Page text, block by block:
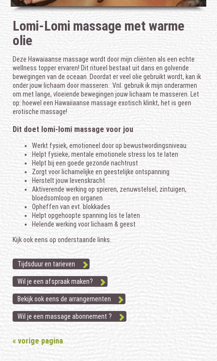
Lomi-Lomi massage met warme
olie
Deze Hawaiaanse massage wordt door mijn cliënten als een echte
wellness topper ervaren! Dit ritueel bestaat uit dans en golvende
bewegingen van de oceaan. Doordat er veel olie gebruikt wordt, kan ik
onder jouw lichaam door masseren. Vnl. gebruik ik mijn onderarmen
om met lange, vloeiende bewegingen jouw lichaam te masseren. Let
op: hoewel een Hawaiiaanse massage exotisch klinkt, het is geen
erotische massage!
Dit doet lomi-lomi massage voor jou
Werkt fysiek, emotioneel door op bewustwordingsniveau
Helpt fysieke, mentale emotionele stress los te laten
Helpt bij een goede gezonde nachtrust
Zorgt voor lichamelijke en geestelijke ontspanning
Herstelt jouw levenskracht
Aktiverende werking op spieren, zenuwstelsel, zintuigen,
bloedsomloop en organen
Opheffen van evt. blokkades
Helpt opgehoopte spanning los te laten
Helende werking voor lichaam & geest
Kijk ook eens op onderstaande links.
Tijdsduur en tarieven
Wil je een afspraak maken?
Bekijk ook eens de arrangementen
Wil je een massage abonnement ?
« vorige pagina